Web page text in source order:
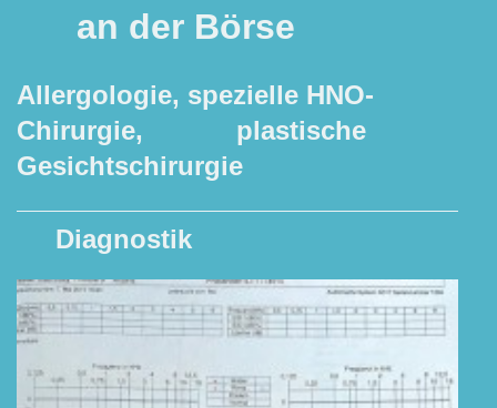
an der Börse
Allergologie, spezielle HNO-
Chirurgie, plastische
Gesichtschirurgie
Diagnostik